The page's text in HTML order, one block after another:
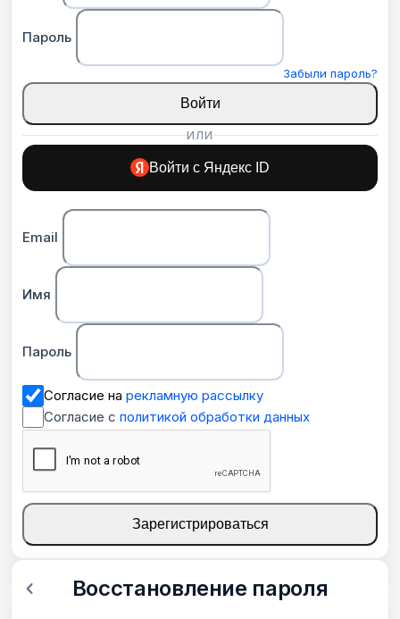
Пароль
Забыли пароль?
Войти
ИЛИ
Войти с Яндекс ID
Email
Имя
Пароль
Согласие на рекламную рассылку
Согласие с политикой обработки данных
Зарегистрироваться
Восстановление пароля